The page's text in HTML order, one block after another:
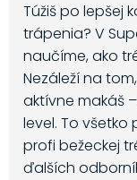
Túžiš po lepšej
trápenia? V
naučíme, ako
Nezáleží na
aktívne makáš
level. To
profi bežeckej
ďalších